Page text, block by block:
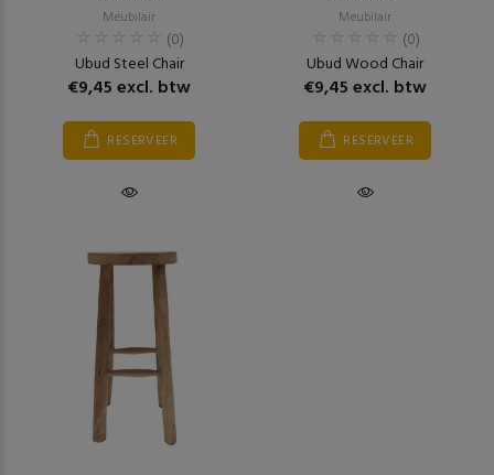
Meubilair
(0)
Ubud Steel Chair
€9,45 excl. btw
RESERVEER
Meubilair
(0)
Ubud Wood Chair
€9,45 excl. btw
RESERVEER